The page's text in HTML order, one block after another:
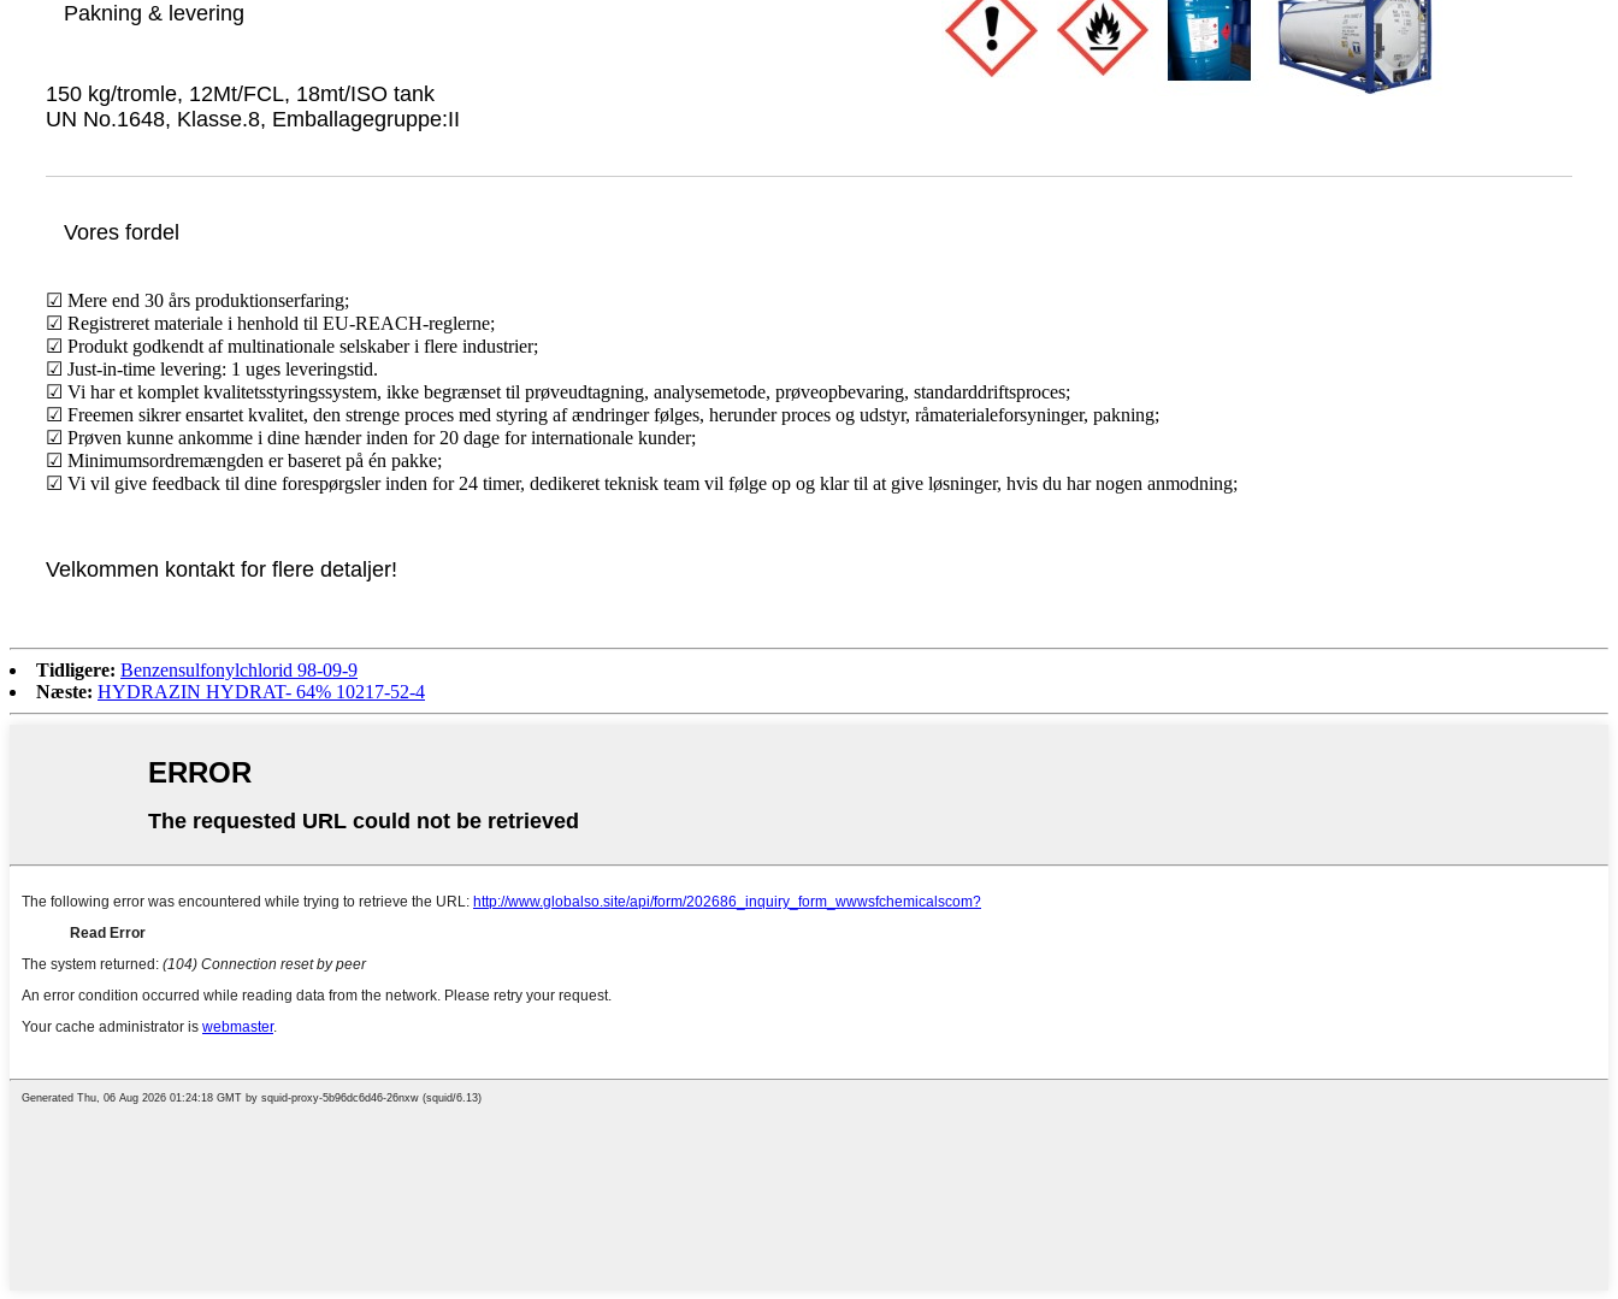
Pakning & levering
150 kg/tromle, 12Mt/FCL, 18mt/ISO tank
UN No.1648, Klasse.8, Emballagegruppe:II
Vores fordel
☑ Mere end 30 års produktionserfaring;
☑ Registreret materiale i henhold til EU-REACH-reglerne;
☑ Produkt godkendt af multinationale selskaber i flere industrier;
☑ Just-in-time levering: 1 uges leveringstid.
☑ Vi har et komplet kvalitetsstyringssystem, ikke begrænset til prøveudtagning, analysemetode, prøveopbevaring, standarddriftsproces;
☑ Freemen sikrer ensartet kvalitet, den strenge proces med styring af ændringer følges, herunder proces og udstyr, råmaterialeforsyninger, pakning;
☑ Prøven kunne ankomme i dine hænder inden for 20 dage for internationale kunder;
☑ Minimumsordremængden er baseret på én pakke;
☑ Vi vil give feedback til dine forespørgsler inden for 24 timer, dedikeret teknisk team vil følge op og klar til at give løsninger, hvis du har nogen anmodning;
Velkommen kontakt for flere detaljer!
Tidligere: Benzensulfonylchlorid 98-09-9
Næste: HYDRAZIN HYDRAT- 64% 10217-52-4